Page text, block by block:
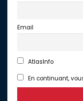
Email
AtlasInfo
En continuant,